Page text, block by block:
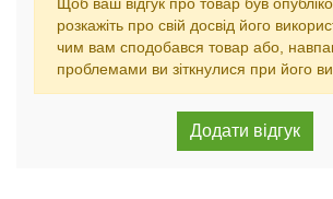
розкажіть про свій досвід його
чим вам сподобався товар або,
проблемами ви зіткнулися при його